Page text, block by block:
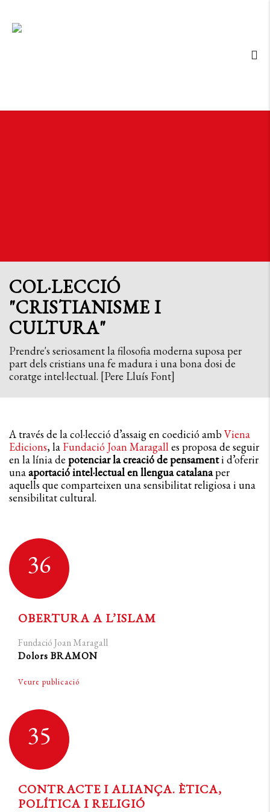
COL·LECCIÓ
"CRISTIANISME I
CULTURA"
Prendre's seriosament la filosofia moderna suposa per
part dels cristians una fe madura i una bona dosi de
coratge intel·lectual. [Pere Lluís Font]
A través de la col·lecció d’assaig en coedició ambViena
Edicions, la Fundació Joan Maragalles proposa de seguir
en la línia de potenciar la creació de pensamenti d’oferir
unaaportació intel·lectual en llengua catalanaper
aquells que comparteixen una sensibilitat religiosa i una
sensibilitat cultural.
36
OBERTURA A L’ISLAM
Fundació Joan Maragall
Dolors BRAMON
Veure publicació
35
CONTRACTE I ALIANÇA. ÈTICA,
POLÍTICA I RELIGIÓ